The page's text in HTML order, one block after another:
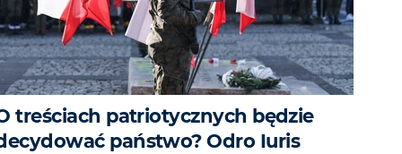
treściach patriotycznych będzie
państwo? Odro Iuris